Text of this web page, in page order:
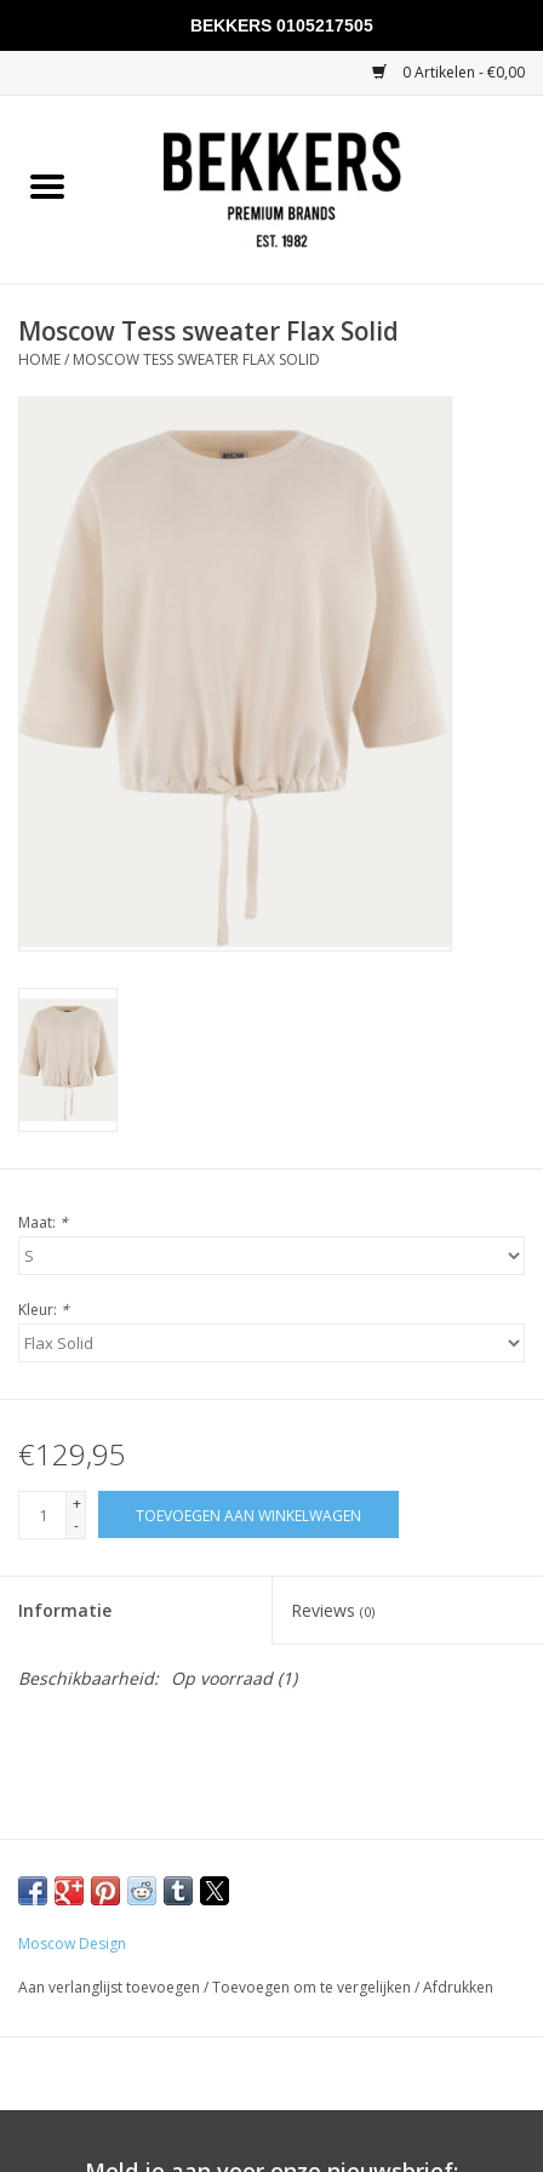
0 Artikelen - €0,00
Mannen
KADOBONNEN
Moscow Tess sweater Flax Solid
HOME/ MOSCOW TESS SWEATER FLAX SOLID
Maat: *
Kleur: *
€129,95
+
-
TOEVOEGEN AAN WINKELWAGEN
Informatie Reviews (0)
Beschikbaarheid: Op voorraad(1)
Moscow Design
Aan verlanglijst toevoegen /Toevoegen om te vergelijken /Afdrukken
BEKKERS 0105217505